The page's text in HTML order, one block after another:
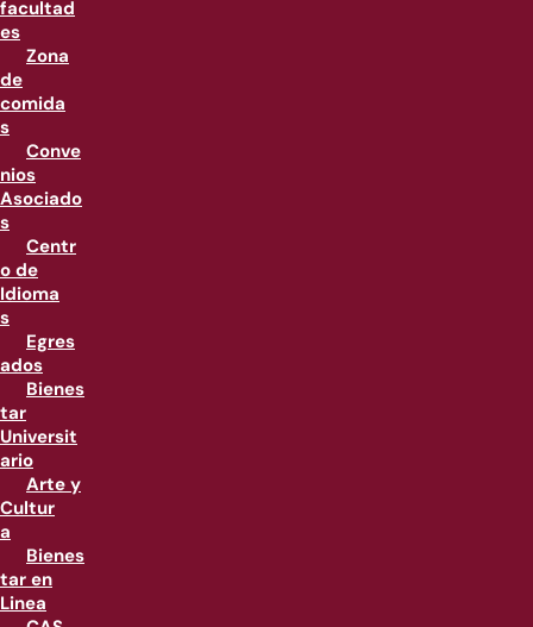
facultad
es
Zona
de
comida
s
Conve
nios
Asociado
s
Centr
o de
Idioma
s
Egres
ados
Bienes
tar
Universit
ario
Arte y
Cultur
a
Bienes
tar en
Linea